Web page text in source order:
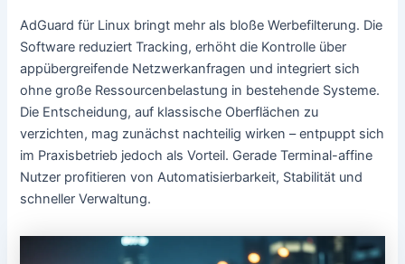
AdGuard für Linux bringt mehr als bloße Werbefilterung. Die
Software reduziert Tracking, erhöht die Kontrolle über
appübergreifende Netzwerkanfragen und integriert sich
ohne große Ressourcenbelastung in bestehende Systeme.
Die Entscheidung, auf klassische Oberflächen zu
verzichten, mag zunächst nachteilig wirken – entpuppt sich
im Praxisbetrieb jedoch als Vorteil. Gerade Terminal-affine
Nutzer profitieren von Automatisierbarkeit, Stabilität und
schneller Verwaltung.